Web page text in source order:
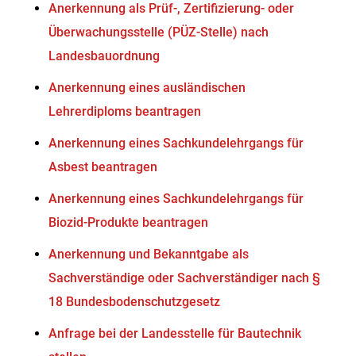
Anerkennung als Prüf-, Zertifizierung- oder
Überwachungsstelle (PÜZ-Stelle) nach
Landesbauordnung
Anerkennung eines ausländischen
Lehrerdiploms beantragen
Anerkennung eines Sachkundelehrgangs für
Asbest beantragen
Anerkennung eines Sachkundelehrgangs für
Biozid-Produkte beantragen
Anerkennung und Bekanntgabe als
Sachverständige oder Sachverständiger nach §
18 Bundesbodenschutzgesetz
Anfrage bei der Landesstelle für Bautechnik